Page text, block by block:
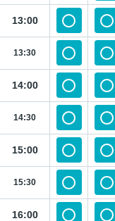
13:00
13:30
14:00
14:30
15:00
15:30
16:00